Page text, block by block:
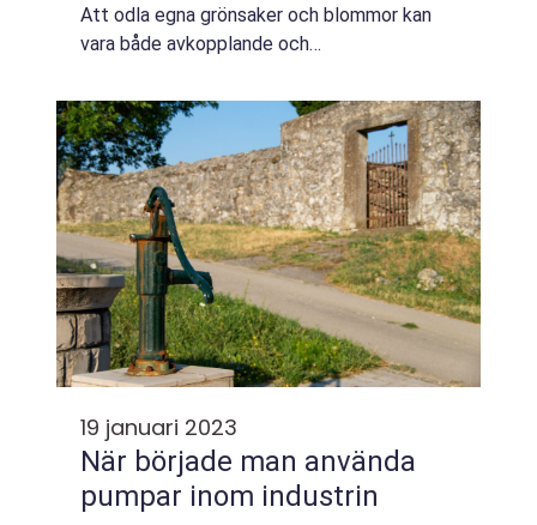
Att odla egna grönsaker och blommor kan
vara både avkopplande och
19 januari 2023
När började man använda
pumpar inom industrin